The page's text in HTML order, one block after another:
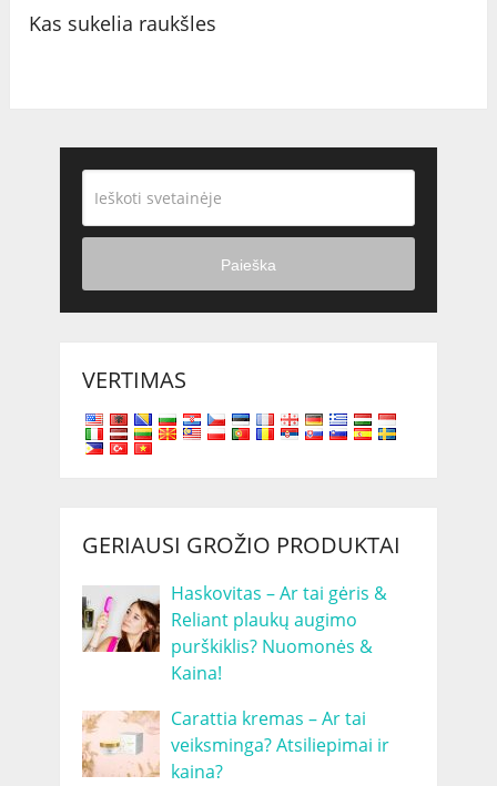
Kas sukelia raukšles
Paieška
VERTIMAS
GERIAUSI GROŽIO PRODUKTAI
Haskovitas – Ar tai gėris &
Reliant plaukų augimo
purškiklis? Nuomonės &
Kaina!
Carattia kremas – Ar tai
veiksminga? Atsiliepimai ir
kaina?